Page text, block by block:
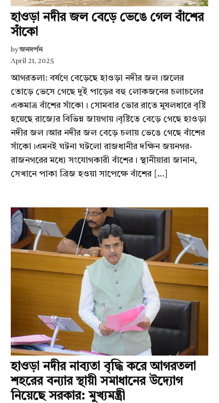
হাওড়া নদীর জল বেড়ে ভেঙে গেল বাঁশের
সাঁকো
by জনদর্পন
April 21, 2025
আগরতলা: বর্ষণে বেড়েছে হাওড়া নদীর জল।জলের
তোড়ে ভেসে গেছে দুই পাড়ের বহু লোকজনের চলাচলের
একমাত্র বাঁশের সাঁকো। সোমবার ভোর রাতে মুষলধারে বৃষ্টি
হয়েছে রাজ্যের বিভিন্ন জায়গায়।বৃষ্টিতে বেড়ে গেছে হাওড়া
নদীর জল।আর নদীর জল বেড়ে চলায় ভেঙে গেছে বাঁশের
সাঁকো।এমনই ঘটনা ঘটলো রাজধানীর দক্ষিন জয়নগর-
রাজনগরের মধ্যে সংযোগকারী বাঁশের। স্থানীয়ারা জানান,
সেখানে পাকা ব্রিজ হওয়া সাপেক্ষে বাঁশের […]
হাওড়া নদীর নাব্যতা বৃদ্ধি করে আগরতলা
শহরের বন্যার স্থায়ী সমাধানের উদ্যোগ
নিয়েছে সরকার: মুখ্যমন্ত্রী